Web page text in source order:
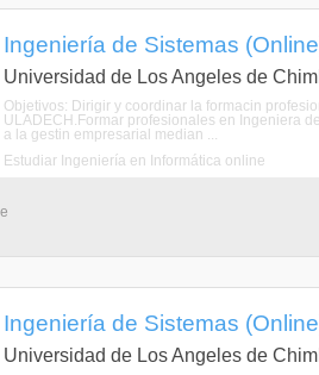
Ingeniería de Sistemas
Universidad de Los Angeles de
Objetivos: Dirigir y coordinar la formacin
ULADECH.Formar profesionales en Ingeniera
a la gestin empresarial median ...
Estudiar Ingeniería en Informática online
Ingeniería de Sistemas
Universidad de Los Angeles de